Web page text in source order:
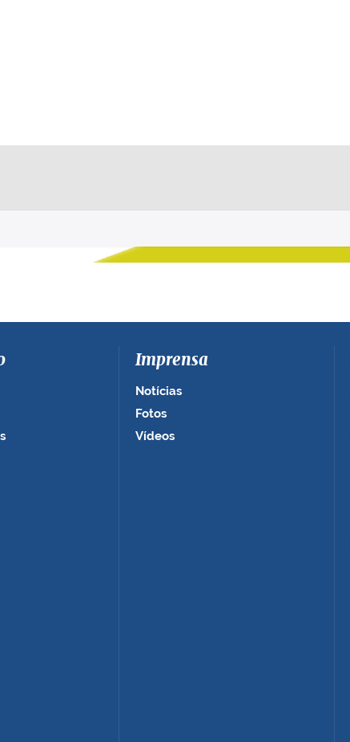
Imprensa
Notícias
Fotos
Vídeos